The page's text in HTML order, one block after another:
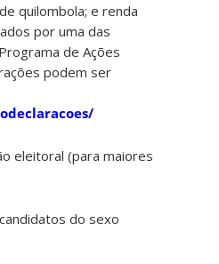
quilombola; e renda
por uma das
de Ações
podem ser
eleitoral (para maiores
do sexo